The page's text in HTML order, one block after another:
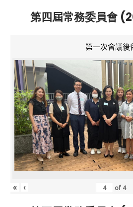
第四屆常務委員會
第一次會議後
« ‹ of 4